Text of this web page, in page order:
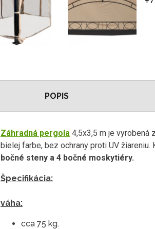
POPIS
Záhradná pergola 4,5x3,5 m je vyrobená
bielej farbe, bez ochrany proti UV
bočné steny a 4 bočné moskytiéry.
Špecifikácia:
váha:
cca 75 kg.